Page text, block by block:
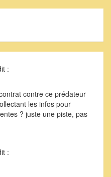
:
contre ce prédateur
les infos pour
? juste une piste, pas
: